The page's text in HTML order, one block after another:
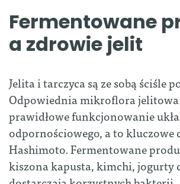
Fermentowane
a zdrowie jelit
Jelita i tarczyca są ze sobą ściśle
Odpowiednia mikroflora
prawidłowe funkcjonowanie
odpornościowego, a to kluczowe
Hashimoto. Fermentowane
kiszona kapusta, kimchi, jogurty